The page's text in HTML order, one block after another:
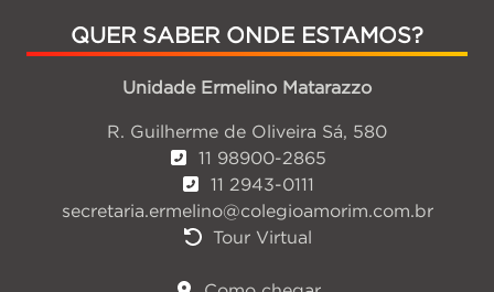
QUER SABER ONDE ESTAMOS?
Unidade Ermelino Matarazzo
R. Guilherme de Oliveira Sá, 580
11 98900-2865
11 2943-0111
secretaria.ermelino@colegioamorim.com.br
Tour Virtual